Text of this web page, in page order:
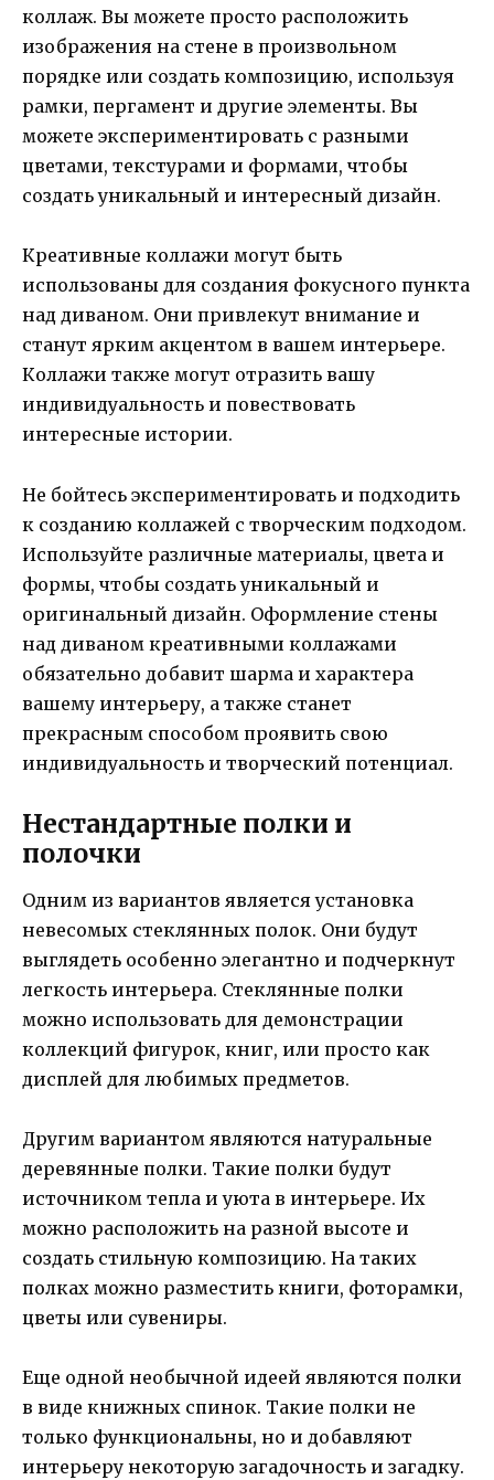
коллаж. Вы можете просто расположить
изображения на стене в произвольном
порядке или создать композицию, используя
рамки, пергамент и другие элементы. Вы
можете экспериментировать с разными
цветами, текстурами и формами, чтобы
создать уникальный и интересный дизайн.
Креативные коллажи могут быть
использованы для создания фокусного пункта
над диваном. Они привлекут внимание и
станут ярким акцентом в вашем интерьере.
Коллажи также могут отразить вашу
индивидуальность и повествовать
интересные истории.
Не бойтесь экспериментировать и подходить
к созданию коллажей с творческим подходом.
Используйте различные материалы, цвета и
формы, чтобы создать уникальный и
оригинальный дизайн. Оформление стены
над диваном креативными коллажами
обязательно добавит шарма и характера
вашему интерьеру, а также станет
прекрасным способом проявить свою
индивидуальность и творческий потенциал.
Нестандартные полки и
полочки
Одним из вариантов является установка
невесомых стеклянных полок. Они будут
выглядеть особенно элегантно и подчеркнут
легкость интерьера. Стеклянные полки
можно использовать для демонстрации
коллекций фигурок, книг, или просто как
дисплей для любимых предметов.
Другим вариантом являются натуральные
деревянные полки. Такие полки будут
источником тепла и уюта в интерьере. Их
можно расположить на разной высоте и
создать стильную композицию. На таких
полках можно разместить книги, фоторамки,
цветы или сувениры.
Еще одной необычной идеей являются полки
в виде книжных спинок. Такие полки не
только функциональны, но и добавляют
интерьеру некоторую загадочность и загадку.